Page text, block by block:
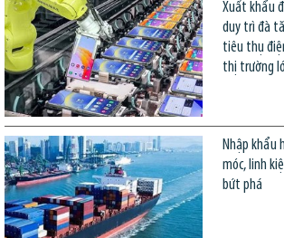
Xuất khẩu
duy trì đà
tiêu thụ
thị trường
Nhập khẩu
móc, linh
bứt phá